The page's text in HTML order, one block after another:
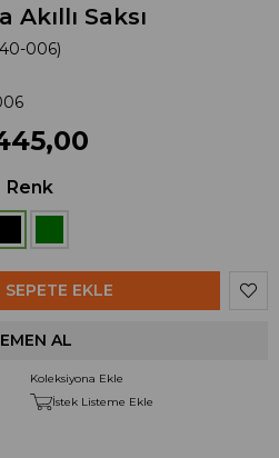
Akıllı Saksı
006)
Renk
Koleksiyona Ekle
İstek Listeme Ekle